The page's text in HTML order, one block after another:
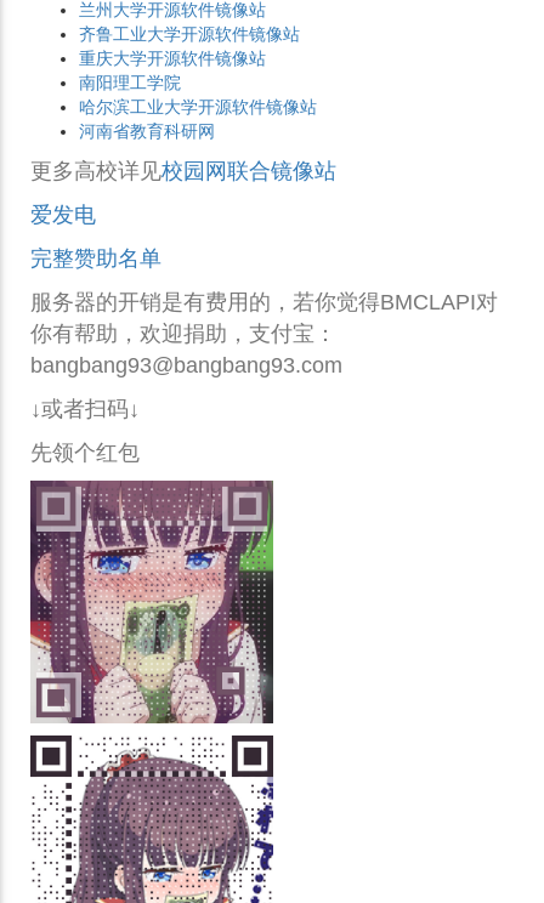
兰州大学开源软件镜像站
齐鲁工业大学开源软件镜像站
重庆大学开源软件镜像站
南阳理工学院
哈尔滨工业大学开源软件镜像站
河南省教育科研网
更多高校详见校园网联合镜像站
爱发电
完整赞助名单
服务器的开销是有费用的，若你觉得BMCLAPI对
你有帮助，欢迎捐助，支付宝：
bangbang93@bangbang93.com
↓或者扫码↓
先领个红包